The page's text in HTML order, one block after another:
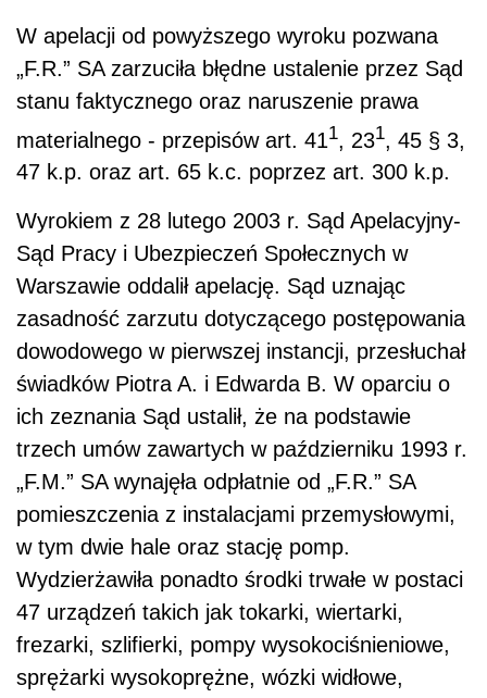
W apelacji od powyższego wyroku pozwana
„F.R.” SA zarzuciła błędne ustalenie przez Sąd
stanu faktycznego oraz naruszenie prawa
materialnego - przepisów art. 411, 231, 45 § 3,
47 k.p. oraz art. 65 k.c. poprzez art. 300 k.p.
Wyrokiem z 28 lutego 2003 r. Sąd Apelacyjny-
Sąd Pracy i Ubezpieczeń Społecznych w
Warszawie oddalił apelację. Sąd uznając
zasadność zarzutu dotyczącego postępowania
dowodowego w pierwszej instancji, przesłuchał
świadków Piotra A. i Edwarda B. W oparciu o
ich zeznania Sąd ustalił, że na podstawie
trzech umów zawartych w październiku 1993 r.
„F.M.” SA wynajęła odpłatnie od „F.R.” SA
pomieszczenia z instalacjami przemysłowymi,
w tym dwie hale oraz stację pomp.
Wydzierżawiła ponadto środki trwałe w postaci
47 urządzeń takich jak tokarki, wiertarki,
frezarki, szlifierki, pompy wysokociśnieniowe,
sprężarki wysokoprężne, wózki widłowe,